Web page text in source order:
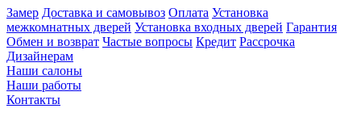
Замер Доставка и самовывоз Оплата Установка
межкомнатных дверей Установка входных дверей Гарантия
Обмен и возврат Частые вопросы Кредит Рассрочка
Дизайнерам
Наши салоны
Наши работы
Контакты